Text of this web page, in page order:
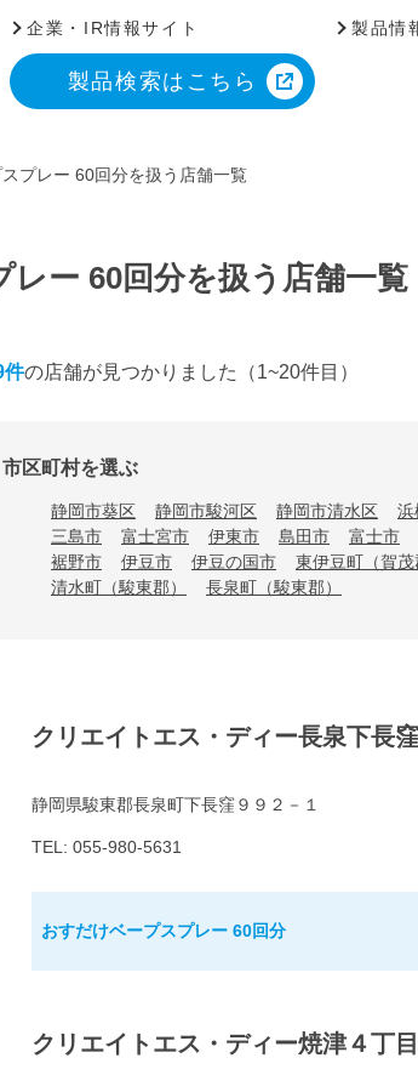
企業・IR情報サイト 製品情
製品検索はこちら
プレー 60回分を扱う店舗一覧
ー 60回分を扱う店舗一覧
件の店舗が見つかりました （1~20件目）
市区町村を選ぶ
静岡市葵区 静岡市駿河区 静岡市清水区 浜
三島市
富士宮市 伊東市 島田市 富士市
裾野市
伊豆市 伊豆の国市 東伊豆町（賀茂
清水町（駿東郡）
長泉町（駿東郡）
クリエイトエス・ディー長泉下長
静岡県駿東郡長泉町下長窪９９２－１
TEL: 055-980-5631
おすだけベープスプレー 60回分
クリエイトエス・ディー焼津４丁